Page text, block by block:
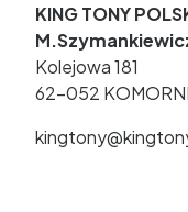
KING TONY
Kolejowa 181
62-052